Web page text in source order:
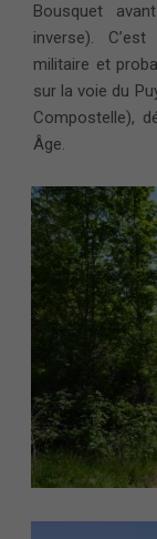
Bousquet
inverse).
militaire et
sur la voie du
Compostelle),
Âge.